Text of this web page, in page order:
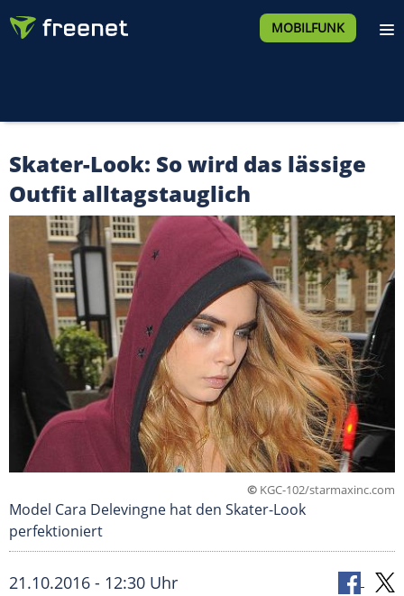
MOBILFUNK
Skater-Look: So wird das lässige
Outfit alltagstauglich
© KGC-102/starmaxinc.com
Model Cara Delevingne hat den Skater-Look
perfektioniert
21.10.2016 - 12:30 Uhr